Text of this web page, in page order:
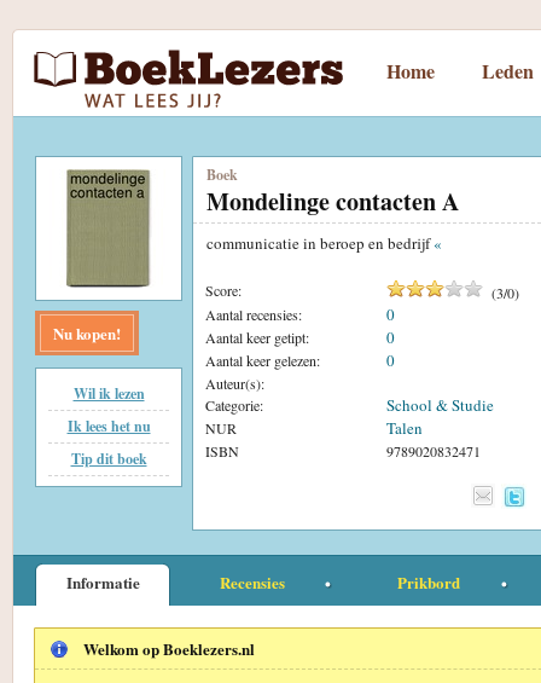
Home Leden
Nu kopen!
Wil ik lezen
Ik lees het nu
Tip dit boek
Boek
Mondelinge contacten A
communicatie in beroep en bedrijf«
Score: (3/0)
Aantal recensies:
0
Aantal keer getipt: 0
Aantal keer gelezen: 0
Auteur(s):
Categorie:
School & Studie
NUR Talen
ISBN 9789020832471
Informatie Recensies Prikbord
Welkom op Boeklezers.nl